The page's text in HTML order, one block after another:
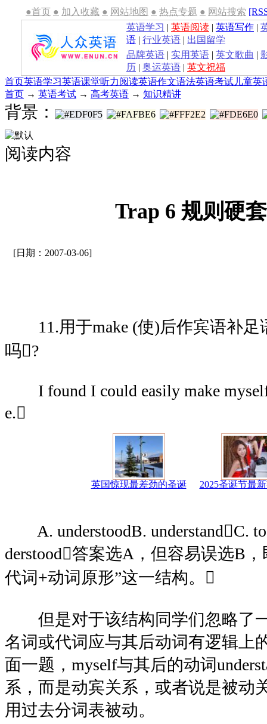
●首页 ● 加入收藏 ● 网站地图 ● 热点专题 ● 网站搜索
英语学习 | 英语阅读 | 英语写作 |
语 | 行业英语 | 出国留学
品牌英语 | 实用英语 | 英文歌曲 |
历 | 奥运英语 | 英文祝福
首页英语学习英语课堂听力阅读英语作文语法英语考试 儿童英
首页 → 英语考试 → 高考英语 → 知识精讲
背景：
阅读内容
Trap 6 规则硬
[日期：2007-03-06]
11.用于make (使)后作宾语补足
吗?
I found I could easily make
e.
英国惊现最差劲的圣诞 2025圣诞节最
A. understoodB. understandC. to
derstood答案选A，但容易误选B，
代词+动词原形”这一结构。
但是对于该结构同学们忽略了
名词或代词应与其后动词有逻辑上
面一题，myself与其后的动词
系，而是动宾关系，或者说是被动
用过去分词表被动。